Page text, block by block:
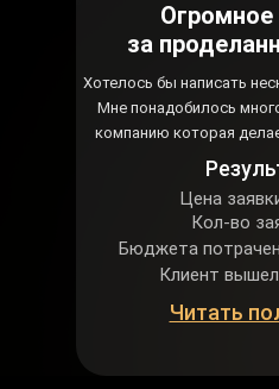
Огромное
за
Хотелось бы написать
Мне понадобилось
компанию которая
Читать
Клиент
Кол-во
Цена
Бюджета